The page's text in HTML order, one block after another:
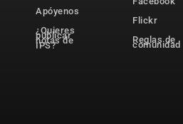
Apóyenos
¿Quieres
publicar
notas de
IPS?
Flickr
Reglas de
comunidad